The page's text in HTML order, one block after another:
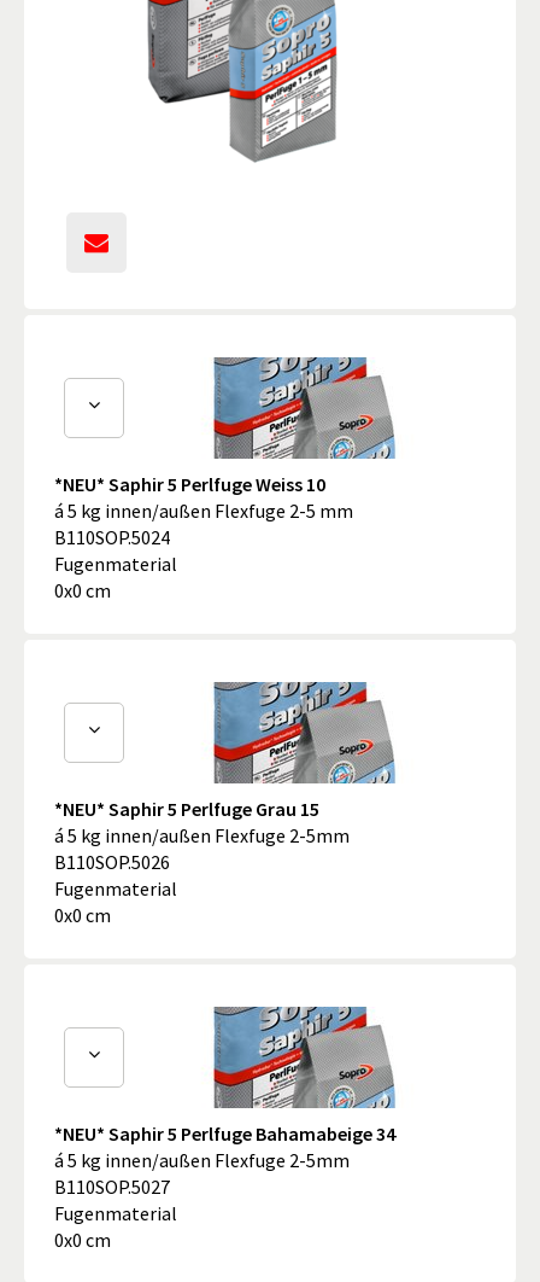
*NEU* Saphir 5 Perlfuge Weiss 10
á 5 kg innen/außen Flexfuge 2-5 mm
B110SOP.5024
Fugenmaterial
0x0 cm
*NEU* Saphir 5 Perlfuge Grau 15
á 5 kg innen/außen Flexfuge 2-5mm
B110SOP.5026
Fugenmaterial
0x0 cm
*NEU* Saphir 5 Perlfuge Bahamabeige 34
á 5 kg innen/außen Flexfuge 2-5mm
B110SOP.5027
Fugenmaterial
0x0 cm